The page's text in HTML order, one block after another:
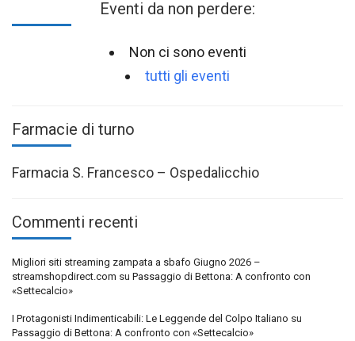
Eventi da non perdere:
Non ci sono eventi
tutti gli eventi
Farmacie di turno
Farmacia S. Francesco – Ospedalicchio
Commenti recenti
Migliori siti streaming zampata a sbafo Giugno 2026 –
streamshopdirect.com su Passaggio di Bettona: A confronto con
«Settecalcio»
I Protagonisti Indimenticabili: Le Leggende del Colpo Italiano su
Passaggio di Bettona: A confronto con «Settecalcio»